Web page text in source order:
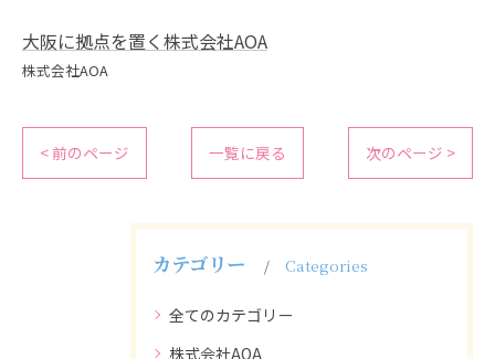
大阪に拠点を置く株式会社AOA
株式会社AOA
< 前のページ 一覧に戻る 次のページ >
カテゴリー Categories
全てのカテゴリー
株式会社AOA